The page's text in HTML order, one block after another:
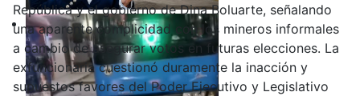
República y el gobierno de Dina Boluarte, señalando
una aparente complicidad con los mineros informales
a cambio de asegurar votos en futuras elecciones. La
exfuncionaria cuestionó duramente la inacción y
supuestos favores del Poder Ejecutivo y Legislativo